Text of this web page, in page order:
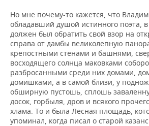
Но мне почему-то кажется, что
обладавший душой истинного поэта,
должен был обратить свой взор на
справа от дамбы великолепную
крепостными стенами и башнями,
восходящего солнца маковками
разбросанными среди них домами,
домишками, а в самой близи, у
обширную пустошь, сплошь
досок, горбыля, дров и всякого
хлама. То и была Лесная площадь,
упоминал, когда писал о старой